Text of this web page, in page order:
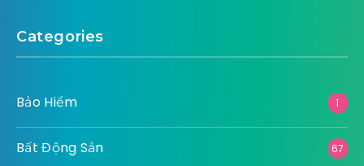
Categories
Bảo Hiểm 1
Bất Động Sản 67